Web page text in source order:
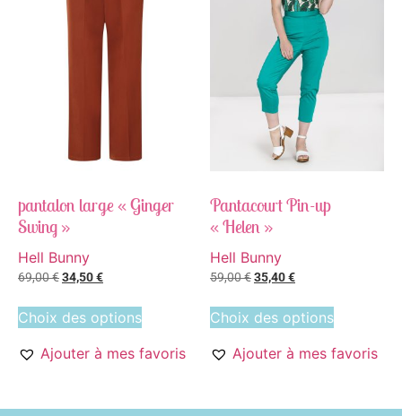
pantalon large « Ginger
Swing »
Hell Bunny
69,00€34,50€
Choix des options
Ajouter à mes favoris
Pantacourt Pin-up
« Helen »
Hell Bunny
59,00€35,40€
Choix des options
Ajouter à mes favoris